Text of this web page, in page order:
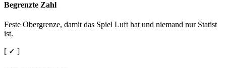
Begrenzte Zahl
Feste Obergrenze, damit das Spiel Luft hat und niemand nur Statist
ist.
[ ✓ ]